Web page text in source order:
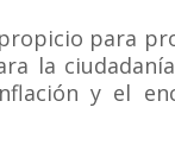
para
la
y el